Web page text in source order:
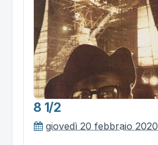
8 1/2
giovedì 20 febbraio 2020